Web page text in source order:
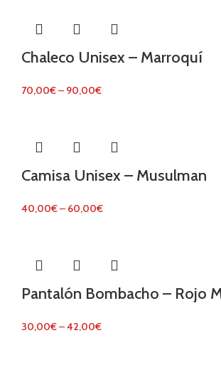
Chaleco Unisex – Marroquí
70,00€– 90,00€
Camisa Unisex – Musulman
40,00€– 60,00€
Pantalón Bombacho – Rojo
30,00€–42,00€